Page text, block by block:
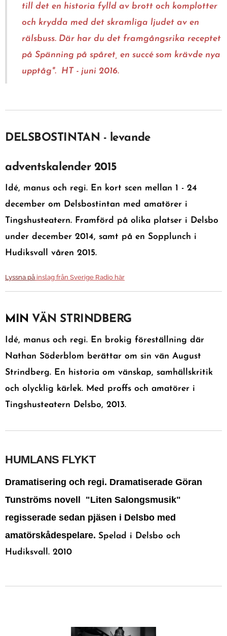
till det en historia fylld av brott och komplotter
och krydda med det skramliga ljudet av en
rälsbuss. Där har du det framgångsrika receptet
på Spänning på spåret, en succé som krävde nya
upptåg". HT - juni 2016.
DELSBOSTINTAN - levande
adventskalender 2015
Idé, manus och regi. En kort scen mellan 1 - 24
december om Delsbostintan med amatörer i
Tingshusteatern. Framförd på olika platser i Delsbo
under december 2014, samt på en Sopplunch i
Hudiksvall våren 2015.
Lyssna på inslag från Sverige Radio här
MIN VÄN STRINDBERG
Idé, manus och regi. En brokig föreställning där
Nathan Söderblom berättar om sin vän August
Strindberg. En historia om vänskap, samhällskritik
och olycklig kärlek. Med proffs och amatörer i
Tingshusteatern Delsbo, 2013.
HUMLANS FLYKT
Dramatisering och regi. Dramatiserade Göran
Tunströms novell "Liten Salongsmusik"
regisserade sedan pjäsen i Delsbo med
amatörskådespelare. Spelad i Delsbo och
Hudiksvall. 2010